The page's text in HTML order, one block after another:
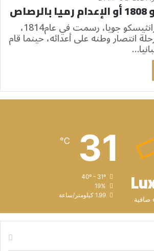
للفنان الإسباني فرانثيسكو جويا، رسمت في عام1814،
انتصار وطنه على أعدائه، حينما قام
صافية
31
℃
19%
1.99 كيلومتر/ساعة